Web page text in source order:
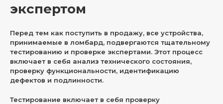
экспертом
Перед тем как поступить в продажу, все устройства,
принимаемые в ломбард, подвергаются тщательному
тестированию и проверке экспертами. Этот процесс
включает в себя анализ технического состояния,
проверку функциональности, идентификацию
дефектов и подлинности.
Тестирование включает в себя проверку